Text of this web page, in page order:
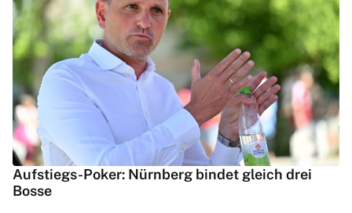
Aufstiegs-Poker: Nürnberg bindet gleich drei
Bosse